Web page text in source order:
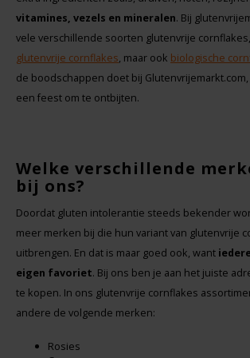
vitamines, vezels en mineralen. Bij
vele verschillende soorten glutenvrije
glutenvrije cornflakes, maar ook biologische
de boodschappen doet bij
een feest om te ontbijten.
Welke verschillende
bij ons?
Doordat gluten intolerantie steeds bekender
meer merken bij die hun variant van glutenvrije
uitbrengen. En dat is maar goed ook, want
eigen favoriet. Bij ons ben je aan het juiste
te kopen. In ons glutenvrije cornflakes
andere de volgende merken:
Rosies